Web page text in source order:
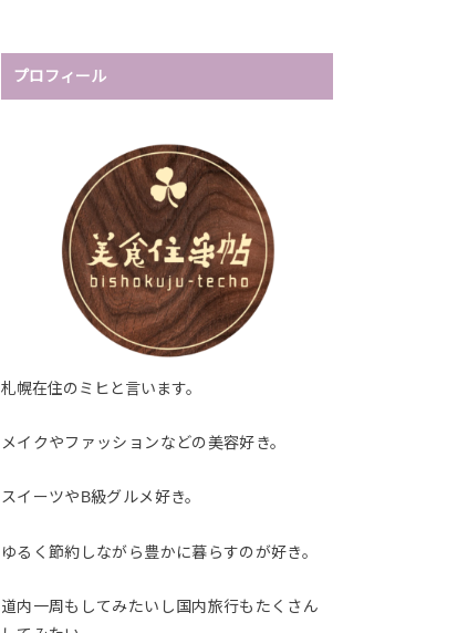
プロフィール
札幌在住のミヒと言います。
メイクやファッションなどの美容好き。
スイーツやB級グルメ好き。
ゆるく節約しながら豊かに暮らすのが好き。
道内一周もしてみたいし国内旅行もたくさん